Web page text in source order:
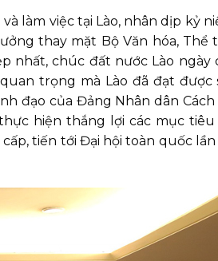
làm việc tại Lào, nhân dịp kỷ
thay mặt Bộ Văn hóa, Thể
nhất, chúc đất nước Lào ngày
trọng mà Lào đã đạt được
đạo của Đảng Nhân dân Cách
hiện thắng lợi các mục tiêu
tiến tới Đại hội toàn quốc